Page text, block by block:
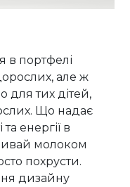
в портфелі
але ж
для тих дітей,
Що надає
енергії в
молоком
похрусти.
дизайну